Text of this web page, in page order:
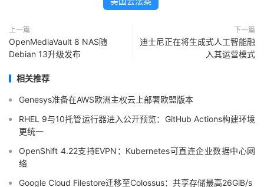
上一篇
OpenMediaVault 8 NAS随
Debian 13升级发布
下一篇
迪士尼正在将生成式人工智能融
入其运营模式
相关推荐
Genesys准备在AWS欧洲主权云上部署欧盟版本
RHEL 9与10托管运行器进入公开预览：GitHub Actions构建环境
更统一
OpenShift 4.22支持EVPN：Kubernetes可直连企业数据中心网
络
Google Cloud Filestore迁移至Colossus：共享存储最高26GiB/s